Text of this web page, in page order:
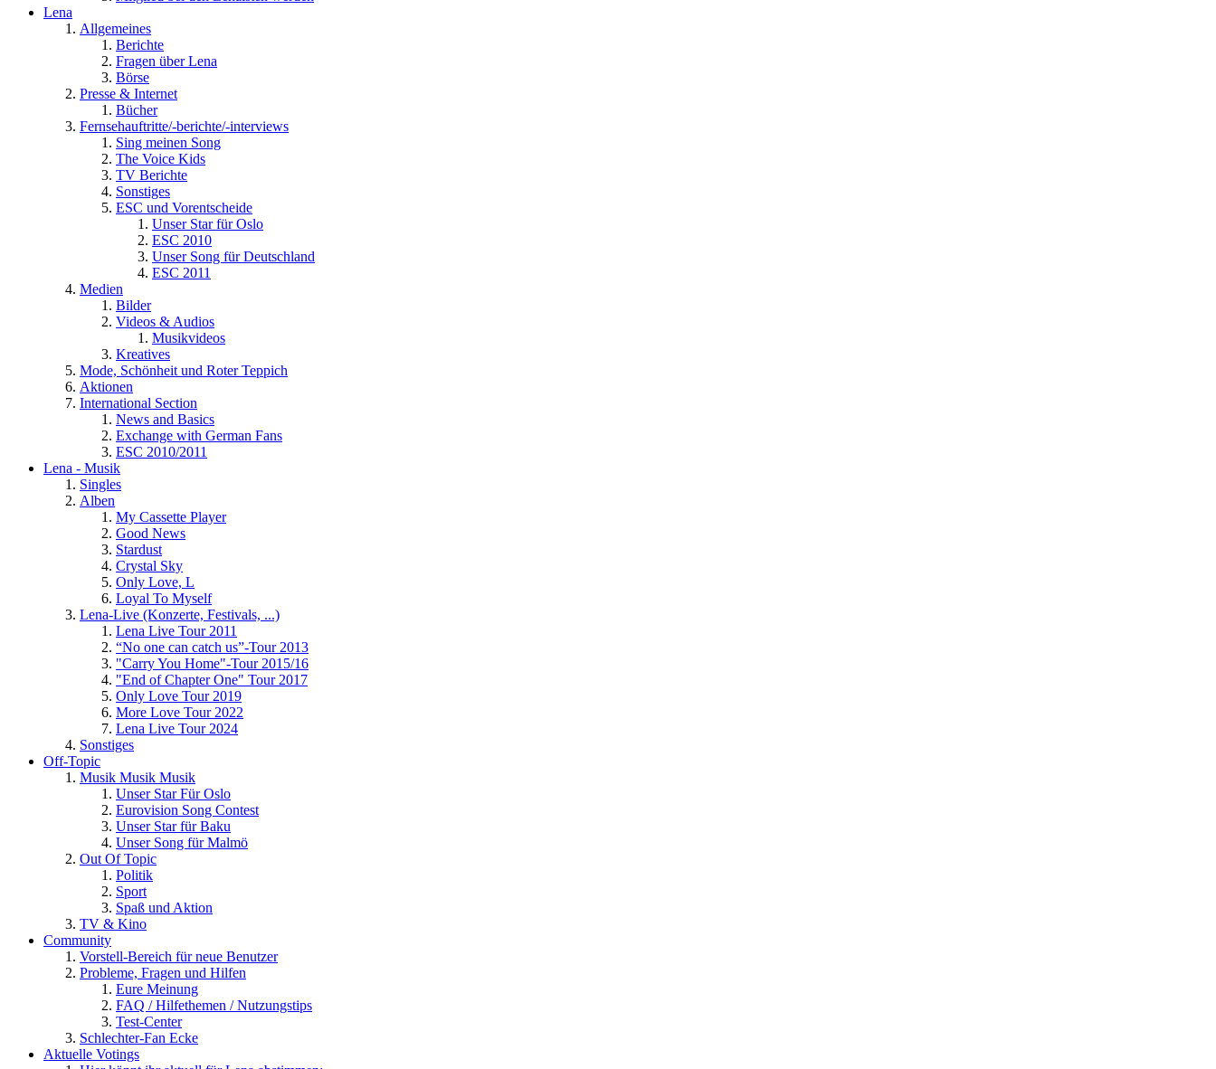
Lena
Allgemeines
Berichte
Fragen über Lena
Börse
Presse & Internet
Bücher
Fernsehauftritte/-berichte/-interviews
Sing meinen Song
The Voice Kids
TV Berichte
Sonstiges
ESC und Vorentscheide
Unser Star für Oslo
ESC 2010
Unser Song für Deutschland
ESC 2011
Medien
Bilder
Videos & Audios
Musikvideos
Kreatives
Mode, Schönheit und Roter Teppich
Aktionen
International Section
News and Basics
Exchange with German Fans
ESC 2010/2011
Lena - Musik
Singles
Alben
My Cassette Player
Good News
Stardust
Crystal Sky
Only Love, L
Loyal To Myself
Lena-Live (Konzerte, Festivals, ...)
Lena Live Tour 2011
“No one can catch us”-Tour 2013
"Carry You Home"-Tour 2015/16
"End of Chapter One" Tour 2017
Only Love Tour 2019
More Love Tour 2022
Lena Live Tour 2024
Sonstiges
Off-Topic
Musik Musik Musik
Unser Star Für Oslo
Eurovision Song Contest
Unser Star für Baku
Unser Song für Malmö
Out Of Topic
Politik
Sport
Spaß und Aktion
TV & Kino
Community
Vorstell-Bereich für neue Benutzer
Probleme, Fragen und Hilfen
Eure Meinung
FAQ / Hilfethemen / Nutzungstips
Test-Center
Schlechter-Fan Ecke
Aktuelle Votings